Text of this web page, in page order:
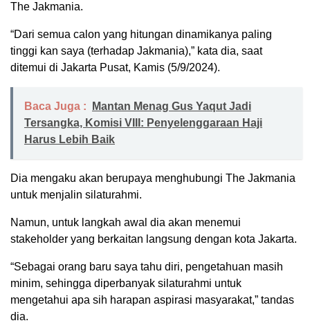
The Jakmania.
“Dari semua calon yang hitungan dinamikanya paling
tinggi kan saya (terhadap Jakmania),” kata dia, saat
ditemui di Jakarta Pusat, Kamis (5/9/2024).
Baca Juga :
Mantan Menag Gus Yaqut Jadi
Tersangka, Komisi VIII: Penyelenggaraan Haji
Harus Lebih Baik
Dia mengaku akan berupaya menghubungi The Jakmania
untuk menjalin silaturahmi.
Namun, untuk langkah awal dia akan menemui
stakeholder yang berkaitan langsung dengan kota Jakarta.
“Sebagai orang baru saya tahu diri, pengetahuan masih
minim, sehingga diperbanyak silaturahmi untuk
mengetahui apa sih harapan aspirasi masyarakat,” tandas
dia.